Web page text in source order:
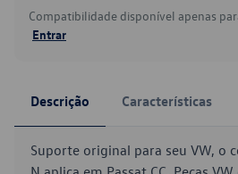
Compatibilidade disponível apenas
Entrar
Descrição Características
Suporte original para seu VW, o